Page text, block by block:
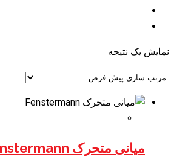
نمایش یک نتیجه
میانی متحرک Fenstermann